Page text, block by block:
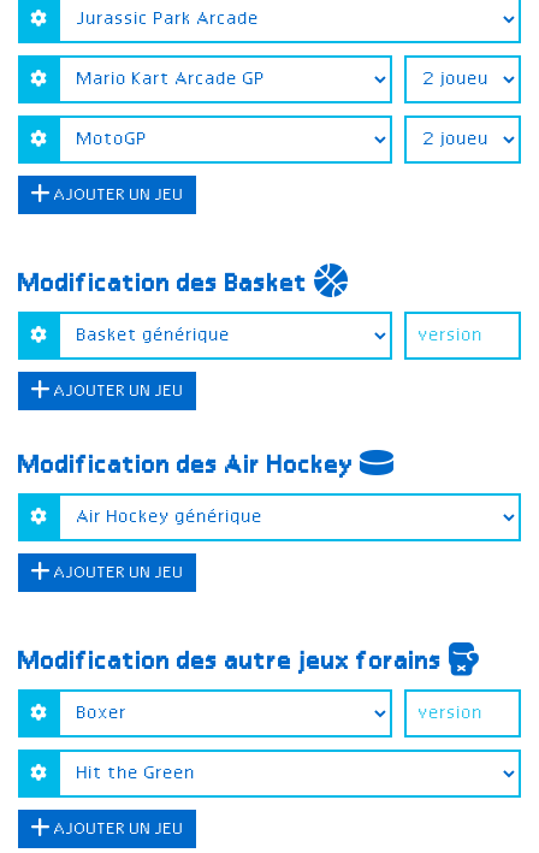
AJOUTER UN JEU
Modification des Basket
AJOUTER UN JEU
Modification des Air Hockey
AJOUTER UN JEU
Modification des autre jeux forains
AJOUTER UN JEU